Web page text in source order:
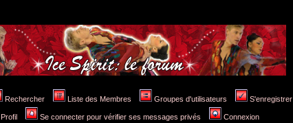
Rechercher Liste des Membres Groupes d'utilisateurs S'enregistrer
Profil Se connecter pour vérifier ses messages privés Connexion